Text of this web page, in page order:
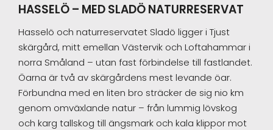
HASSELÖ – MED SLADÖ NATURRESERVAT
Hasselö och naturreservatet Sladö ligger i Tjust
skärgård, mitt emellan Västervik och Loftahammar i
norra Småland – utan fast förbindelse till fastlandet.
Öarna är två av skärgårdens mest levande öar.
Förbundna med en liten bro sträcker de sig nio km
genom omväxlande natur – från lummig lövskog
och karg tallskog till ängsmark och kala klippor mot